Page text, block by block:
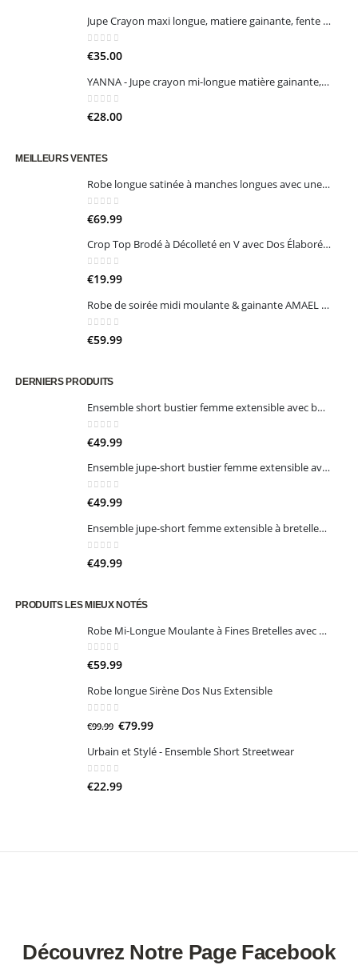
Jupe Crayon maxi longue, matiere gainante, fente sur le côté (Noir / Blanc)
0sur 5
€35.00
YANNA - Jupe crayon mi-longue matière gainante, fente arrière et fermeture invisible (Noir / Bleu Nuit / Bleu Roi)
0sur 5
€28.00
MEILLEURS VENTES
Robe longue satinée à manches longues avec une grande fente
0sur 5
€69.99
Crop Top Brodé à Décolleté en V avec Dos Élaboré et Coquilles Intégrées
0sur 5
€19.99
Robe de soirée midi moulante & gainante AMAEL – Élégance sculptante & dos nu croisé
0sur 5
€59.99
DERNIERS PRODUITS
Ensemble short bustier femme extensible avec boutons dorés – Maëra
0sur 5
€49.99
Ensemble jupe-short bustier femme extensible avec dentelle – Sevara
0sur 5
€49.99
Ensemble jupe-short femme extensible à bretelles avec nœuds bijoux et jupe plissée – Aureïa
0sur 5
€49.99
PRODUITS LES MIEUX NOTÉS
Robe Mi-Longue Moulante à Fines Bretelles avec une Découpe et une Fente
0sur 5
€59.99
Robe longue Sirène Dos Nus Extensible
€99.99 Le
initial
€99.99.
€79.99Le
actuel
Urbain et Stylé - Ensemble Short Streetwear
0sur 5
€22.99
Découvrez Notre Page Facebook